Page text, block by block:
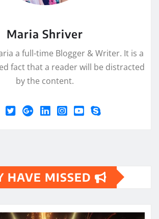
Maria Shriver
a full-time Blogger & Writer. It is a
fact that a reader will be distracted
by the content.
HAVE MISSED